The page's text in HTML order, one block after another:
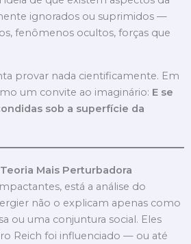
ignorados ou suprimidos —
fenômenos ocultos, forças que
provar nada cientificamente. Em
um convite ao imaginário: E se
sob a superfície da
Mais Perturbadora
está a análise do
não o explicam apenas como
ou uma conjuntura social. Eles
Reich foi influenciado — ou até